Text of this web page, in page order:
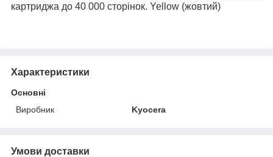
картриджа до 40 000 сторінок. Yellow (жовтий)
Характеристики
Основні
Виробник
Kyocera
Умови доставки